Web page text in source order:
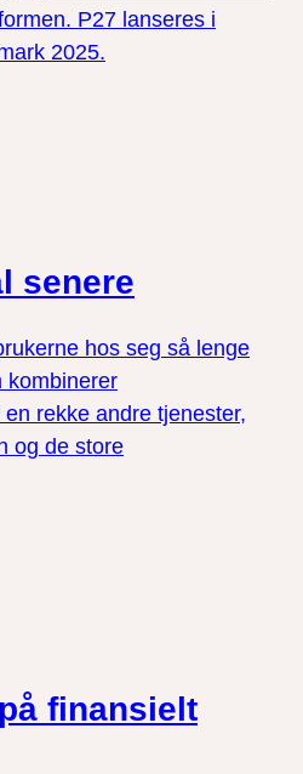
P27 lanseres i
2025.
senere
hos seg så lenge
kombinerer
rekke andre tjenester,
og de store
finansielt